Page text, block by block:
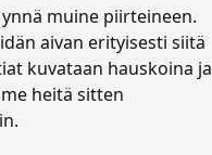
muine piirteineen.
aivan erityisesti siitä
kuvataan hauskoina ja
heitä sitten